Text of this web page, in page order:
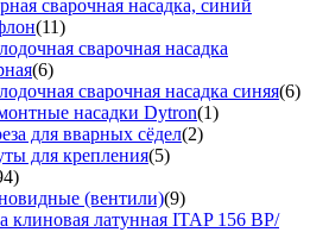
сварочная насадка, синий
(11)
сварочная насадка
(6)
сварочная насадка синяя(6)
насадки Dytron(1)
для вварных сёдел(2)
для крепления(5)
(вентили)(9)
клиновая латунная ITAP 156 ВР/